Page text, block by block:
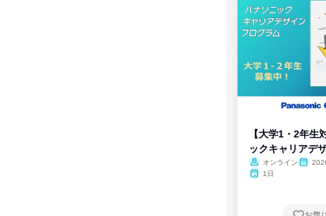
【大学1・2年生
ックキャリアデ
ム
オンライン
1日